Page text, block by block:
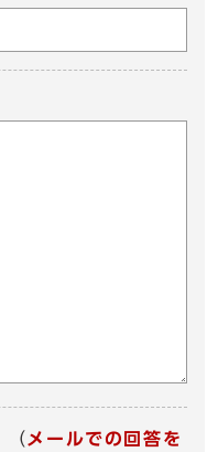
（ メールでの回答を